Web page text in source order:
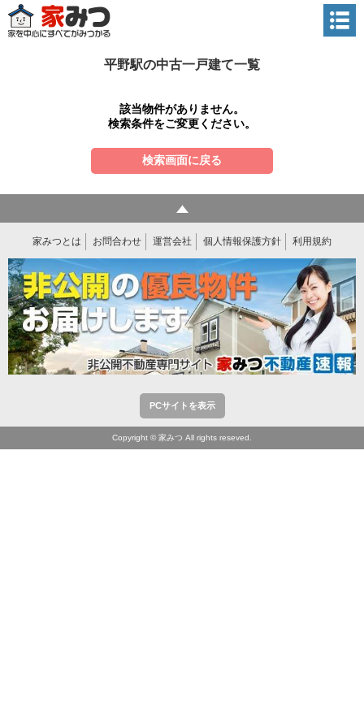
平野駅の中古一戸建て一覧
該当物件がありません。
検索条件をご変更ください。
検索画面に戻る
家みつとは お問合わせ 運営会社 個人情報保護方針 利用規約
PCサイトを表示
Copyright © 家みつ All rights reseved.